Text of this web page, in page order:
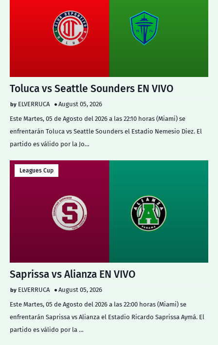
Toluca vs Seattle Sounders EN VIVO
ELVERRUCA
August 05, 2026
Este Martes, 05 de Agosto del 2026 a las 22:10 horas (Miami) se
enfrentarán Toluca vs Seattle Sounders el Estadio Nemesio Diez. El
partido es válido por la Jo…
Leagues Cup
Saprissa vs Alianza EN VIVO
ELVERRUCA
August 05, 2026
Este Martes, 05 de Agosto del 2026 a las 22:00 horas (Miami) se
enfrentarán Saprissa vs Alianza el Estadio Ricardo Saprissa Aymá. El
partido es válido por la …